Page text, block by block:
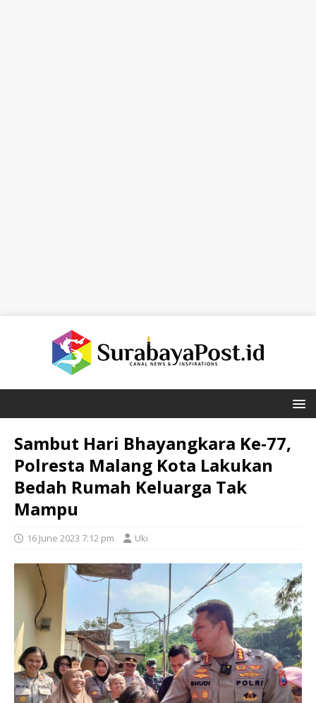
Sambut Hari Bhayangkara Ke-77,
Polresta Malang Kota Lakukan
Bedah Rumah Keluarga Tak
Mampu
16 June 2023 7:12 pm Uki